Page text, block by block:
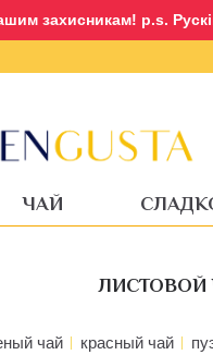
захисникам! p.s.
ЧАЙ
ЛИСТОВОЙ
чай красный чай